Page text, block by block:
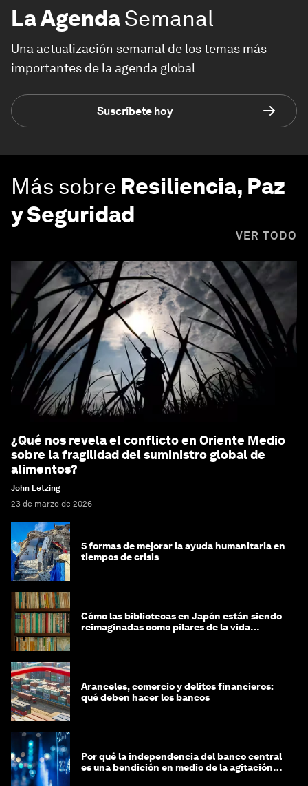
La AgendaSemanal
Una actualización semanal de los temas más
importantes de la agenda global
Suscríbete hoy
Más sobre Resiliencia, Paz
y Seguridad
VER TODO
¿Qué nos revela el conflicto en Oriente Medio
sobre la fragilidad del suministro global de
alimentos?
John Letzing
23 de marzo de 2026
5 formas de mejorar la ayuda humanitaria en
tiempos de crisis
Cómo las bibliotecas en Japón están siendo
reimaginadas como pilares de la vida
Aranceles, comercio y delitos financieros:
qué deben hacer los bancos
Por qué la independencia del banco central
es una bendición en medio de la agitación